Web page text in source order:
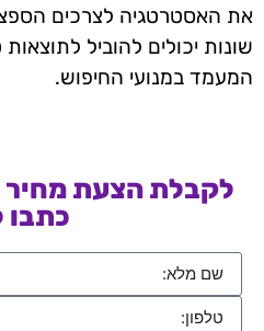
את האסטרטגיה לצרכים
שונות יכולים להוביל לתוצאות
המעמד במנועי החיפוש.
לקבלת הצעת מחיר
כתבו